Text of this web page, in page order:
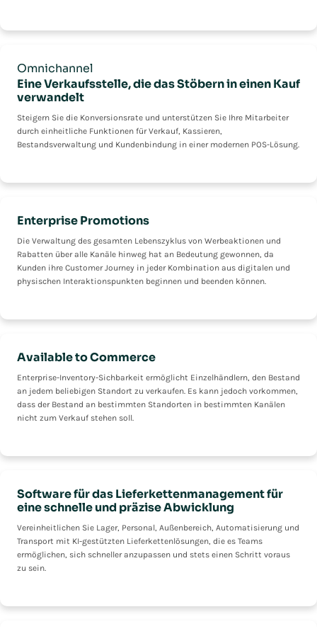
Omnichannel
Eine Verkaufsstelle, die das Stöbern in einen Kauf
verwandelt
Steigern Sie die Konversionsrate und unterstützen Sie Ihre Mitarbeiter
durch einheitliche Funktionen für Verkauf, Kassieren,
Bestandsverwaltung und Kundenbindung in einer modernen POS-Lösung.
Enterprise Promotions
Die Verwaltung des gesamten Lebenszyklus von Werbeaktionen und
Rabatten über alle Kanäle hinweg hat an Bedeutung gewonnen, da
Kunden ihre Customer Journey in jeder Kombination aus digitalen und
physischen Interaktionspunkten beginnen und beenden können.
Available to Commerce
Enterprise-Inventory-Sichbarkeit ermöglicht Einzelhändlern, den Bestand
an jedem beliebigen Standort zu verkaufen. Es kann jedoch vorkommen,
dass der Bestand an bestimmten Standorten in bestimmten Kanälen
nicht zum Verkauf stehen soll.
Software für das Lieferkettenmanagement für
eine schnelle und präzise Abwicklung
Vereinheitlichen Sie Lager, Personal, Außenbereich, Automatisierung und
Transport mit KI-gestützten Lieferkettenlösungen, die es Teams
ermöglichen, sich schneller anzupassen und stets einen Schritt voraus
zu sein.